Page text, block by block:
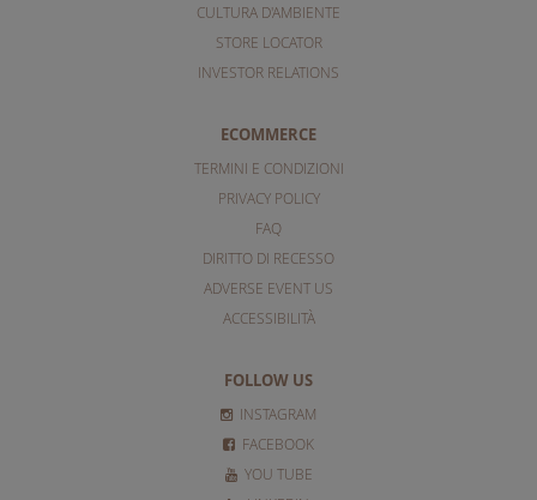
CULTURA D'AMBIENTE
STORE LOCATOR
INVESTOR RELATIONS
ECOMMERCE
TERMINI E CONDIZIONI
PRIVACY POLICY
FAQ
DIRITTO DI RECESSO
ADVERSE EVENT US
ACCESSIBILITÀ
FOLLOW US
INSTAGRAM
FACEBOOK
YOU TUBE